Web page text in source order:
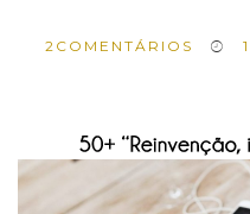
2 COMENTÁRIOS